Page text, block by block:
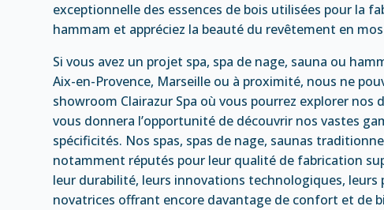
exceptionnelle des essences de bois utilisées pour la
hammam et appréciez la beauté du revêtement en
Si vous avez un projet spa, spa de nage, sauna ou
Aix-en-Provence, Marseille ou à proximité, nous ne
showroom Clairazur Spa où vous pourrez explorer
vous donnera l’opportunité de découvrir nos vastes
spécificités. Nos spas, spas de nage, saunas
notamment réputés pour leur qualité de fabrication
leur durabilité, leurs innovations technologiques,
novatrices offrant encore davantage de confort et de